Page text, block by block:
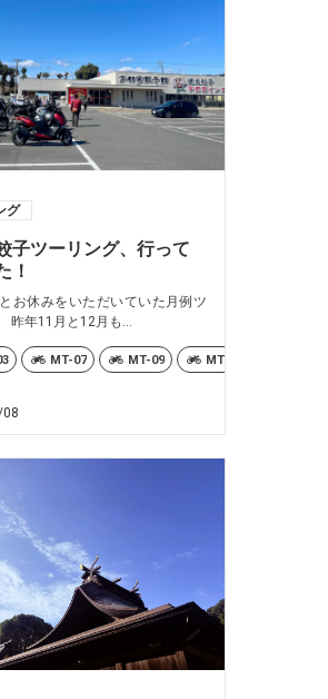
Ténéré700 XMAX XSR700
TRACER9 GT+ Y-AMT TRACER9GT-PLUS
グ
子ツーリング、行って
！
お休みをいただいていた月例ツ
昨年11月と12月も...
MT-07 MT-09 MT-10